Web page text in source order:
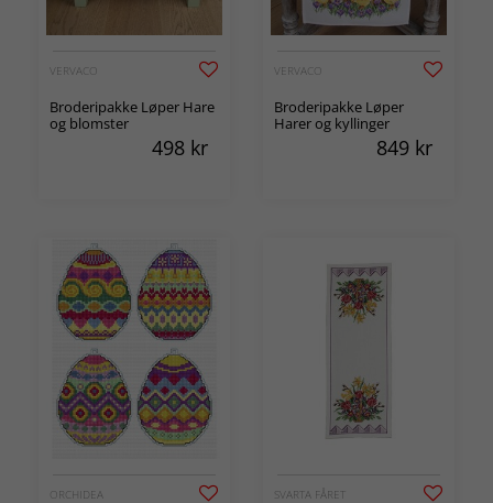
VERVACO
Broderipakke Løper Hare
og blomster
498 kr
VERVACO
Broderipakke Løper
Harer og kyllinger
849 kr
ORCHIDEA SVARTA FÅRET